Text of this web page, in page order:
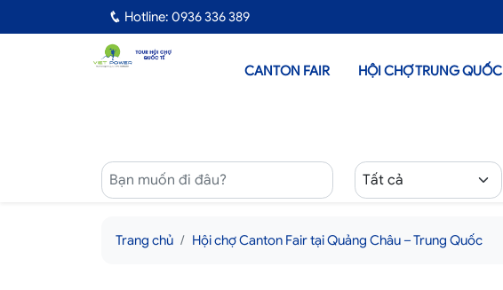
Hotline: 0936 336 389
CANTON FAIR HỘI CHỢ TRUNG QUỐC
Trang chủ Hội chợ Canton Fair tại Quảng Châu – Trung Quốc